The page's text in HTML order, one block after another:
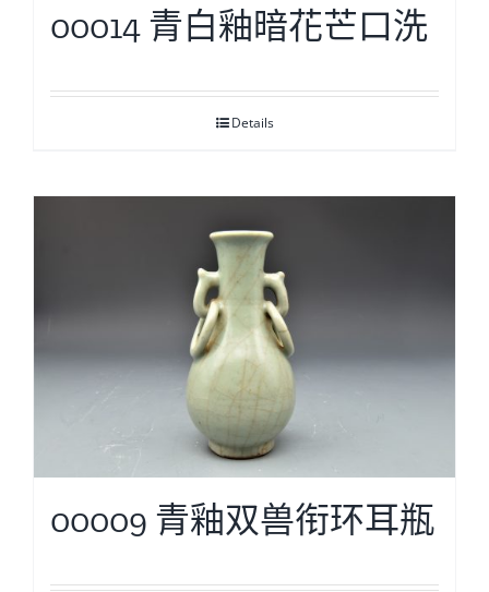
00014 青白釉暗花芒口洗
Details
00009 青釉双兽衔环耳瓶